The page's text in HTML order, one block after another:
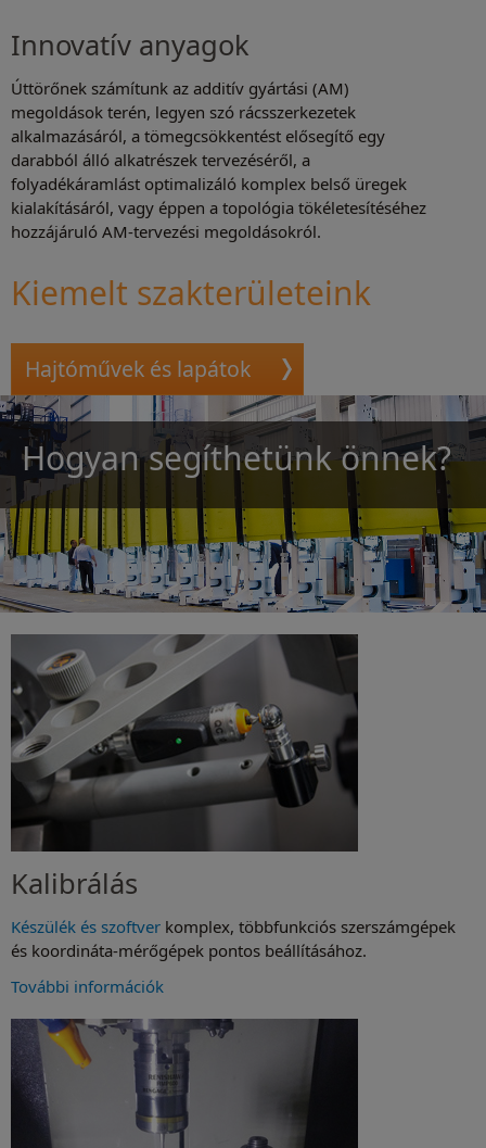
Innovatív anyagok
Úttörőnek számítunk az additív gyártási (AM)
megoldások terén, legyen szó rácsszerkezetek
alkalmazásáról, a tömegcsökkentést elősegítő egy
darabból álló alkatrészek tervezéséről, a
folyadékáramlást optimalizáló komplex belső üregek
kialakításáról, vagy éppen a topológia tökéletesítéséhez
hozzájáruló AM-tervezési megoldásokról.
Kiemelt szakterületeink
Hajtóművek és lapátok
Hogyan segíthetünk önnek?
Kalibrálás
Készülék és szoftver komplex, többfunkciós szerszámgépek
és koordináta-mérőgépek pontos beállításához.
További információk